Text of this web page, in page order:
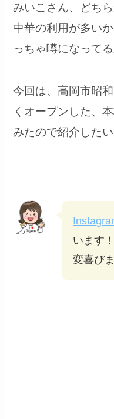
みいこさん、どち
中華の利用が多い
っちゃ噂になって
今回は、高岡市昭
くオープンした、
みたので紹介したい
います
変喜び